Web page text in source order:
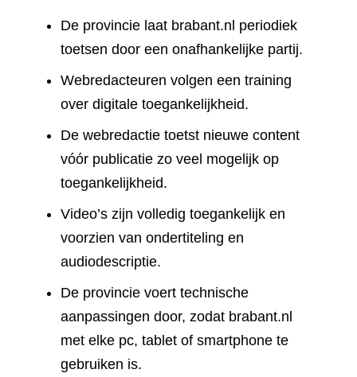
De provincie laat brabant.nl periodiek
toetsen door een onafhankelijke partij.
Webredacteuren volgen een training
over digitale toegankelijkheid.
De webredactie toetst nieuwe content
vóór publicatie zo veel mogelijk op
toegankelijkheid.
Video’s zijn volledig toegankelijk en
voorzien van ondertiteling en
audiodescriptie.
De provincie voert technische
aanpassingen door, zodat brabant.nl
met elke pc, tablet of smartphone te
gebruiken is.